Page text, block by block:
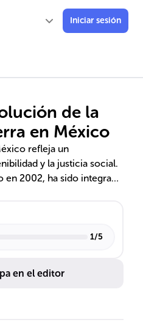
Iniciar sesión
de la
en México
refleja un
y la justicia social.
2002, ha sido integrada
educativos,
al sector
de Desarrollo Sostenible.
1/5
en el editor